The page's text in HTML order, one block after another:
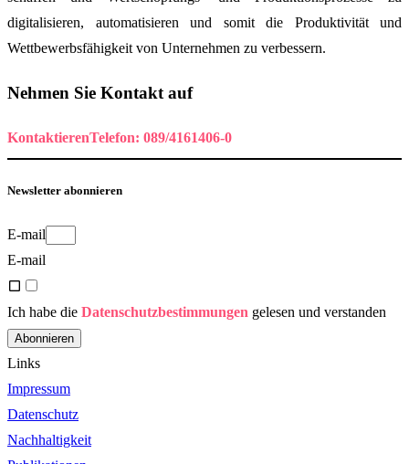
digitalisieren, automatisieren und somit die Produktivität und
Wettbewerbsfähigkeit von Unternehmen zu verbessern.
Nehmen Sie Kontakt auf
KontaktierenTelefon: 089/4161406-0
Newsletter abonnieren
E-mail
E-mail
Ich habe die Datenschutzbestimmungen gelesen und verstanden
Abonnieren
Links
Impressum
Datenschutz
Nachhaltigkeit